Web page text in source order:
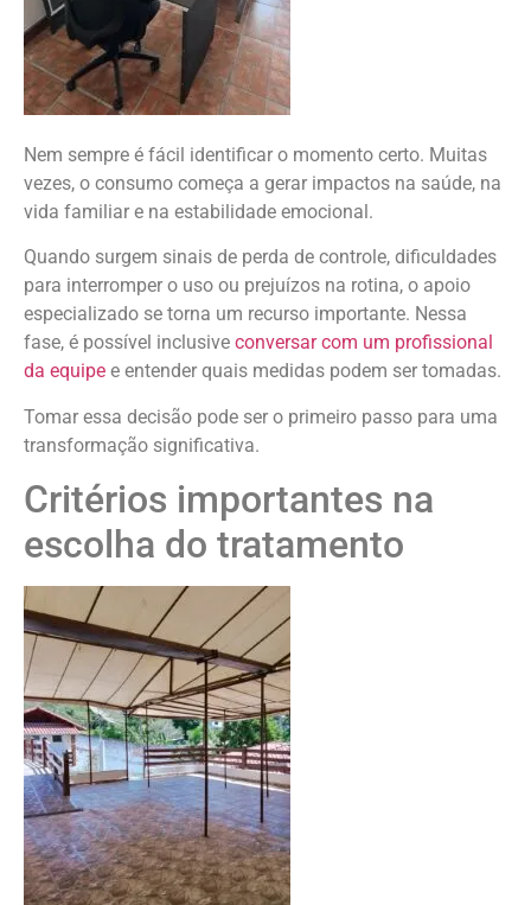
Nem sempre é fácil identificar o momento certo. Muitas
vezes, o consumo começa a gerar impactos na saúde, na
vida familiar e na estabilidade emocional.
Quando surgem sinais de perda de controle, dificuldades
para interromper o uso ou prejuízos na rotina, o apoio
especializado se torna um recurso importante. Nessa
fase, é possível inclusive conversar com um profissional
da equipe e entender quais medidas podem ser tomadas.
Tomar essa decisão pode ser o primeiro passo para uma
transformação significativa.
Critérios importantes na
escolha do tratamento